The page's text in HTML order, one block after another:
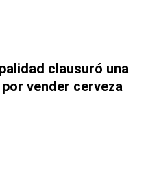
clausuró una
vender cerveza